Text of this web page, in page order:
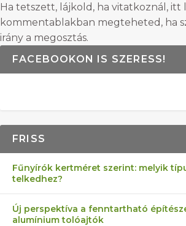
Ha tetszett, lájkold, ha vitatkoznál, itt
kommentablakban megteheted, ha
irány a megosztás.
FACEBOOKON IS SZERESS!
FRISS
Fűnyírók kertméret szerint: melyik
telkedhez?
Új perspektíva a fenntartható
alumínium tolóajtók